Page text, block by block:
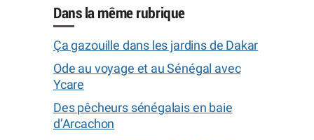
Dans la même rubrique
Ça gazouille dans les jardins de Dakar
Ode au voyage et au Sénégal avec
Ycare
Des pêcheurs sénégalais en baie
d’Arcachon